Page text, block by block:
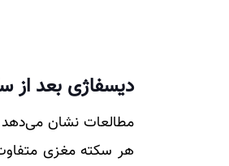
دیسفاژی بعد
مطالعات نشان می‌دهد
هر سکته مغزی